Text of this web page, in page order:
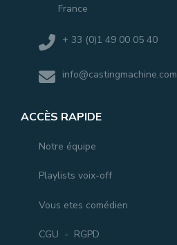
France
+ 33 (0)1 49 00 05 40
info@castingmachine.com
ACCÈS RAPIDE
Notre équipe
Playlists voix-off
Vous etes comédien
CGU - RGPD